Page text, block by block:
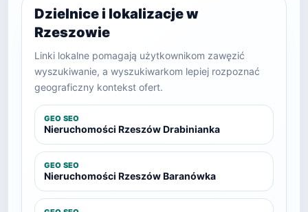
Dzielnice i lokalizacje w
Rzeszowie
Linki lokalne pomagają użytkownikom zawęzić
wyszukiwanie, a wyszukiwarkom lepiej rozpoznać
geograficzny kontekst ofert.
GEO SEO
Nieruchomości Rzeszów Drabinianka
GEO SEO
Nieruchomości Rzeszów Baranówka